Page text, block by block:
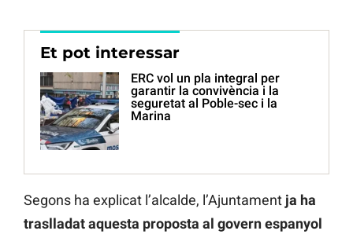
Et pot interessar
ERC vol un pla integral per
garantir la convivència i la
seguretat al Poble-sec i la
Marina
Segons ha explicat l’alcalde, l’Ajuntament ja ha
traslladat aquesta proposta al govern espanyol